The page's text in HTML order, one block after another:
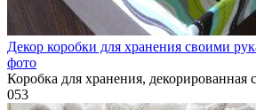
Декор коробки для хранения своими
фото
Коробка для хранения, декорированная
053